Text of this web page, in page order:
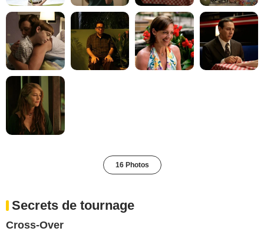
16 Photos
Secrets de tournage
Cross-Over